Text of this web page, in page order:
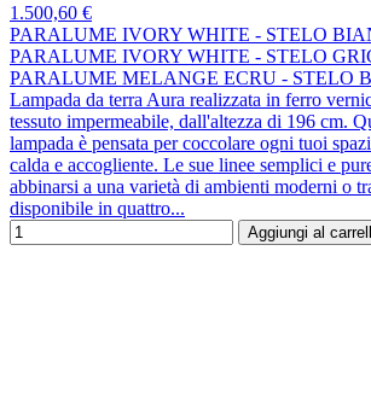
1.500,60 €
PARALUME IVORY WHITE - STELO
PARALUME IVORY WHITE - STELO
PARALUME MELANGE ECRU - STELO
Lampada da terra Aura realizzata in ferro
tessuto impermeabile, dall'altezza di 196 cm.
lampada è pensata per coccolare ogni tuoi
calda e accogliente. Le sue linee semplici e
abbinarsi a una varietà di ambienti moderni o
disponibile in quattro...
Aggiungi al